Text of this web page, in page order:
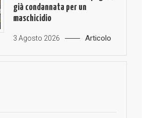
già condannata per un
maschicidio
3 Agosto 2026 Articolo